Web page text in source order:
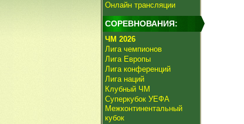
Онлайн трансляции
СОРЕВНОВАНИЯ:
ЧМ 2026
Лига чемпионов
Лига Европы
Лига конференций
Лига наций
Клубный ЧМ
Суперкубок УЕФА
Межконтинентальный
кубок